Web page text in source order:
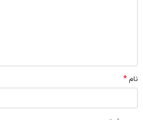
نام *